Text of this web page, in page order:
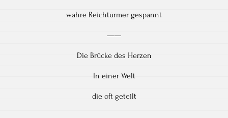
wahre Reichtürmer gespannt
——
Die Brücke des Herzen
In einer Welt
die oft geteilt